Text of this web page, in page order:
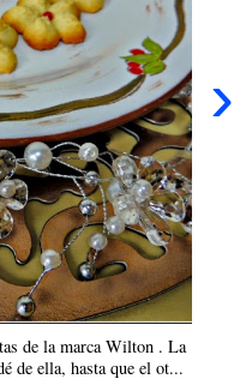
›
de la marca Wilton . La
de ella, hasta que el ot...